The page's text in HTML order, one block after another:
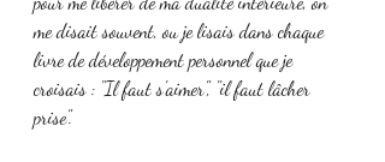
me disait souvent, ou je lisais dans chaque
livre de développement personnel que je
croisais : "Il faut s'aimer", "il faut lâcher
prise".